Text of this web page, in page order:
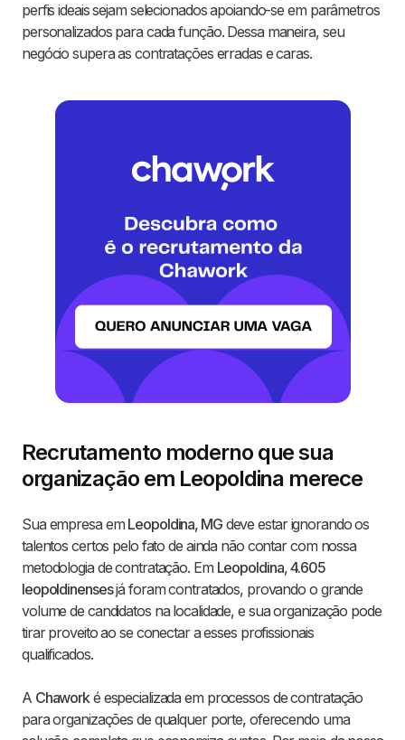
perfis ideais sejam selecionados apoiando-se em parâmetros
personalizados para cada função. Dessa maneira, seu
negócio supera as contratações erradas e caras.
Recrutamento moderno que sua
organização em Leopoldina merece
Sua empresa em Leopoldina, MGdeve estar ignorando os
talentos certos pelo fato de ainda não contar com nossa
metodologia de contratação. Em Leopoldina,4.605
leopoldinensesjá foram contratados, provando o grande
volume de candidatos na localidade, e sua organização pode
tirar proveito ao se conectar a esses profissionais
qualificados.
A Chaworké especializada em processos de contratação
para organizações de qualquer porte, oferecendo uma